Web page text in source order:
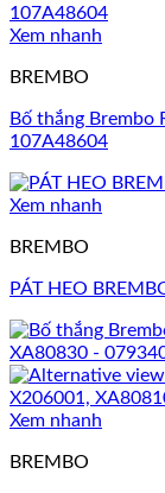
Xem nhanh
BREMBO
Bố thắng Brembo
107A48604
Xem nhanh
BREMBO
PÁT HEO
Xem nhanh
BREMBO